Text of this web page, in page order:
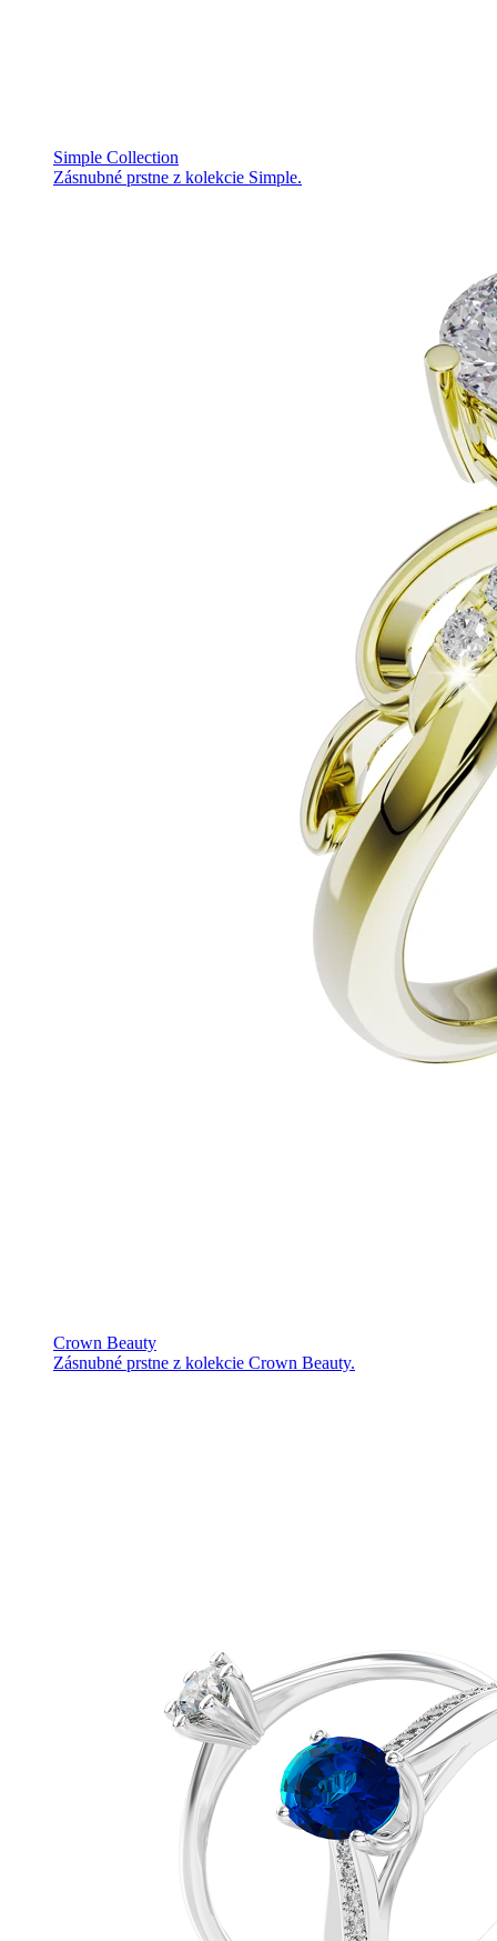
Simple Collection
Zásnubné prstne z kolekcie Simple.
Crown Beauty
Zásnubné prstne z kolekcie Crown Beauty.